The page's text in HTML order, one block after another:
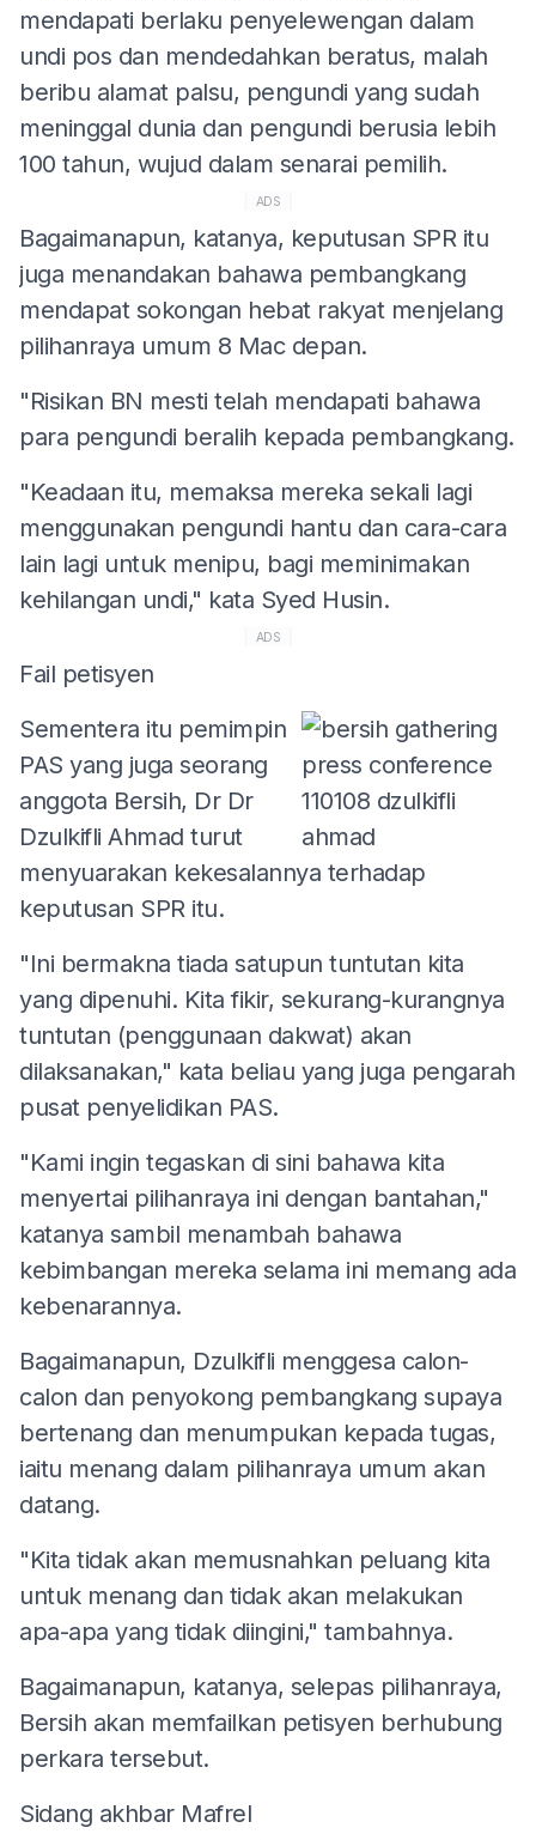
mendapati berlaku penyelewengan dalam
undi pos dan mendedahkan beratus, malah
beribu alamat palsu, pengundi yang sudah
meninggal dunia dan pengundi berusia lebih
100 tahun, wujud dalam senarai pemilih.
ADS
Bagaimanapun, katanya, keputusan SPR itu
juga menandakan bahawa pembangkang
mendapat sokongan hebat rakyat menjelang
pilihanraya umum 8 Mac depan.
"Risikan BN mesti telah mendapati bahawa
para pengundi beralih kepada pembangkang.
"Keadaan itu, memaksa mereka sekali lagi
menggunakan pengundi hantu dan cara-cara
lain lagi untuk menipu, bagi meminimakan
kehilangan undi," kata Syed Husin.
ADS
Fail petisyen
Sementera itu pemimpin
PAS yang juga seorang
anggota Bersih, Dr Dr
Dzulkifli Ahmad turut
menyuarakan kekesalannya terhadap
keputusan SPR itu.
"Ini bermakna tiada satupun tuntutan kita
yang dipenuhi. Kita fikir, sekurang-kurangnya
tuntutan (penggunaan dakwat) akan
dilaksanakan," kata beliau yang juga pengarah
pusat penyelidikan PAS.
"Kami ingin tegaskan di sini bahawa kita
menyertai pilihanraya ini dengan bantahan,"
katanya sambil menambah bahawa
kebimbangan mereka selama ini memang ada
kebenarannya.
Bagaimanapun, Dzulkifli menggesa calon-
calon dan penyokong pembangkang supaya
bertenang dan menumpukan kepada tugas,
iaitu menang dalam pilihanraya umum akan
datang.
"Kita tidak akan memusnahkan peluang kita
untuk menang dan tidak akan melakukan
apa-apa yang tidak diingini," tambahnya.
Bagaimanapun, katanya, selepas pilihanraya,
Bersih akan memfailkan petisyen berhubung
perkara tersebut.
Sidang akhbar Mafrel